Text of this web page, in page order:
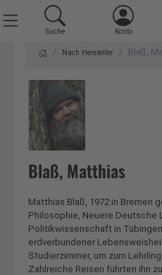
Suche Konto
Nach Hersteller Blaß,
Blaß, Matthias
Matthias Blaß, 1972 in Bremen
Philosophie, Neuere Deutsche
Politikwissenschaft in
erdverbundener
Studierzimmer, um zum
Zahlreiche Reisen führten ihn